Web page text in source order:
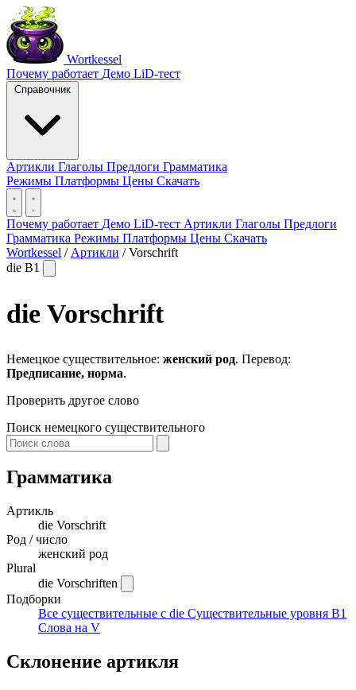
Wortkessel
Почему работает Демо LiD-тест
Справочник
Артикли Глаголы Предлоги Грамматика
Режимы Платформы Цены Скачать
Почему работает Демо LiD-тест Артикли Глаголы Предлоги
Грамматика Режимы Платформы Цены Скачать
Wortkessel / Артикли / Vorschrift
die B1
die Vorschrift
Немецкое существительное: женский род. Перевод:
Предписание, норма.
Проверить другое слово
Поиск немецкого существительного
Грамматика
Артикль
die Vorschrift
Род / число
женский род
Plural
die Vorschriften
Подборки
Все существительные с die Существительные уровня B1
Слова на V
Склонение артикля